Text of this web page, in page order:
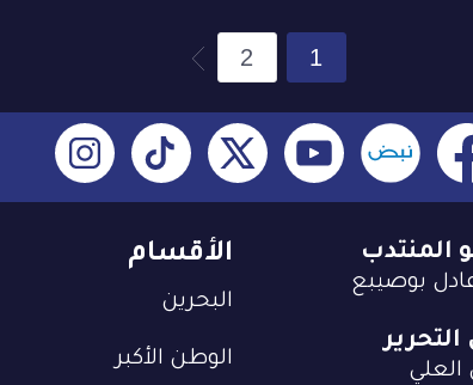
1
2
الأقسام
البحرين
الوطن الأكبر
المنتدب
بوصيبع